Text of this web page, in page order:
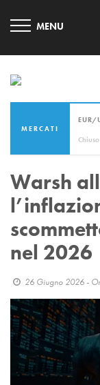
MERCATI
EUR/
Chiuso
Warsh
nel 2026
26 Giugno 2026 -